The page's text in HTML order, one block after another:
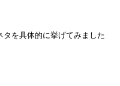
タを具体的に挙げてみました